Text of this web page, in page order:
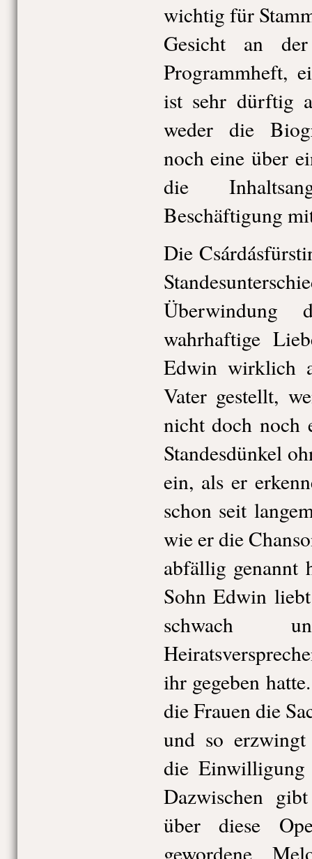
wichtig für
Gesicht an
Programmheft,
ist sehr dürftig
weder die
noch eine über
die
Beschäftigung
Die
Überwindung
wahrhaftige
Edwin wirklich
Vater gestellt,
nicht doch noch
Standesdünkel
ein, als er
schon seit
wie er die
abfällig genannt
Sohn Edwin
schwach
ihr gegeben
die Frauen die
und so
die Einwilligung
Dazwischen
über diese
gewordene,